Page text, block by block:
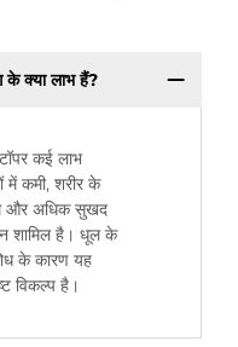
के क्या लाभ हैं?
कई लाभ
में कमी, शरीर के
और अधिक सुखद
शामिल है। धूल के
के कारण यह
विकल्प है।